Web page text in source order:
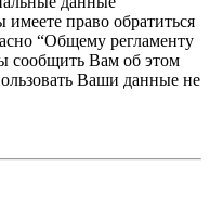
право обратиться
“Общему регламенту
сообщить Вам об этом
Ваши данные не